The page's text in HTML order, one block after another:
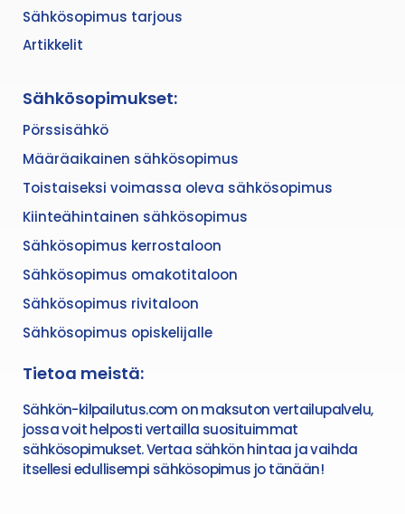
Sähkösopimus tarjous
Artikkelit
Sähkösopimukset:
Pörssisähkö
Määräaikainen sähkösopimus
Toistaiseksi voimassa oleva sähkösopimus
Kiinteähintainen sähkösopimus
Sähkösopimus kerrostaloon
Sähkösopimus omakotitaloon
Sähkösopimus rivitaloon
Sähkösopimus opiskelijalle
Tietoa meistä:
Sähkön-kilpailutus.com on maksuton vertailupalvelu,
jossa voit helposti vertailla suosituimmat
sähkösopimukset. Vertaa sähkön hintaa ja vaihda
itsellesi edullisempi sähkösopimus jo tänään!